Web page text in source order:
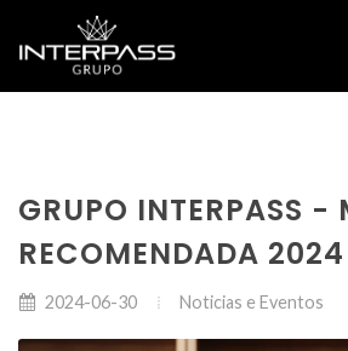
GRUPO INTERPASS -
RECOMENDADA 2024
2024-06-30 Noticias e Eventos